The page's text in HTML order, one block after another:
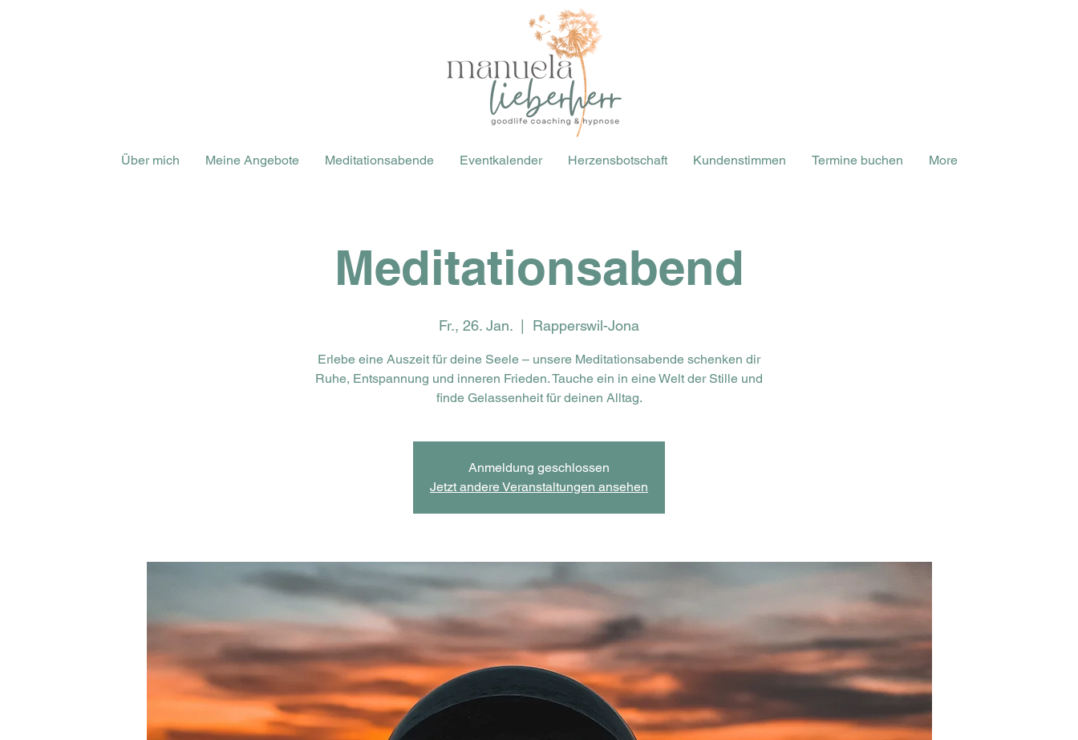
Über mich Meine Angebote Meditationsabende Eventkalender Herzensbotschaft Kundenstimmen Termine buchen More
Meditationsabend
Fr., 26. Jan. Rapperswil-Jona
Erlebe eine Auszeit für deine Seele – unsere Meditationsabende schenken dir
Ruhe, Entspannung und inneren Frieden. Tauche ein in eine Welt der Stille und
finde Gelassenheit für deinen Alltag.
Anmeldung geschlossen
Jetzt andere Veranstaltungen ansehen